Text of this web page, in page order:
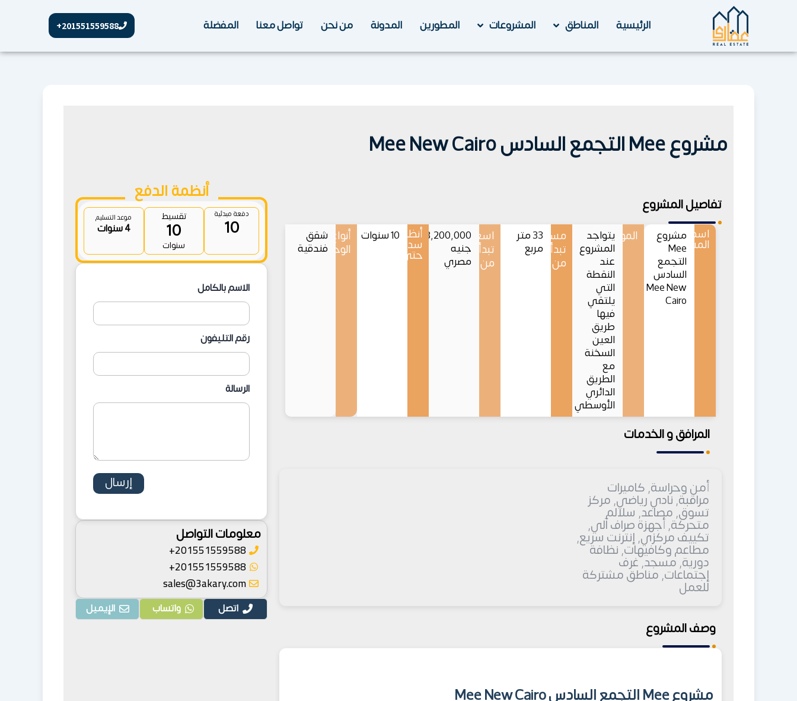
الرئيسية المناطق المشروعات المطورين المدونة من نحن تواصل معنا المفضلة 201551559588+
مشروع Mee التجمع السادس Mee New Cairo
تفاصيل المشروع
اسم
المشروع
مشروع
Mee
التجمع
السادس
Mee New
Cairo
الموقعيتواجد
المشروع
عند
النقطة
التي
يلتقي
فيها
طريق
العين
السخنة
مع
الطريق
الدائري
الأوسطي
مساحات
تبدأ
من
33 متر
مربع
اسعار
تبدأ
من
3,200,000
جنيه
مصري
أنظمة
سداد
حتى
10 سنوات أنواع
الوحدات
شقق
فندقية
المرافق و الخدمات
أمن وحراسة, كاميرات
مراقبة, نادي رياضي, مركز
تسوق, مصاعد, سلالم
متحركة, أجهزة صراف آلي,
تكييف مركزي, إنترنت سريع,
مطاعم وكافيهات, نظافة
دورية, مسجد, غرف
إجتماعات, مناطق مشتركة
للعمل
وصف المشروع
مشروع Mee التجمع السادس Mee New Cairo
أنظمة الدفع
موعد التسليم
4 سنوات
تقسيط
10
سنوات
دفعة مبدئية
10
الاسم بالكامل
رقم التليفون
الرسالة
معلومات التواصل
201551559588+
201551559588+
sales@3akary.com
اتصل واتساب الإيميل